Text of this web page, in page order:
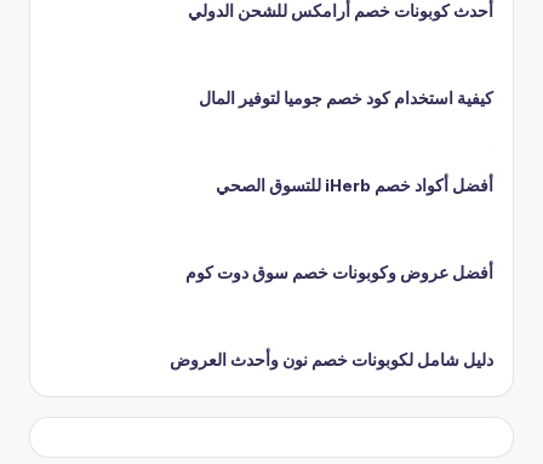
أحدث كوبونات خصم أرامكس للشحن الدولي
كيفية استخدام كود خصم جوميا لتوفير المال
أفضل أكواد خصم iHerb للتسوق الصحي
أفضل عروض وكوبونات خصم سوق دوت كوم
دليل شامل لكوبونات خصم نون وأحدث العروض